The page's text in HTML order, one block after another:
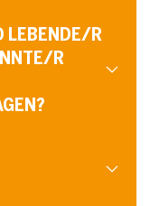
LEBENDE/R
R